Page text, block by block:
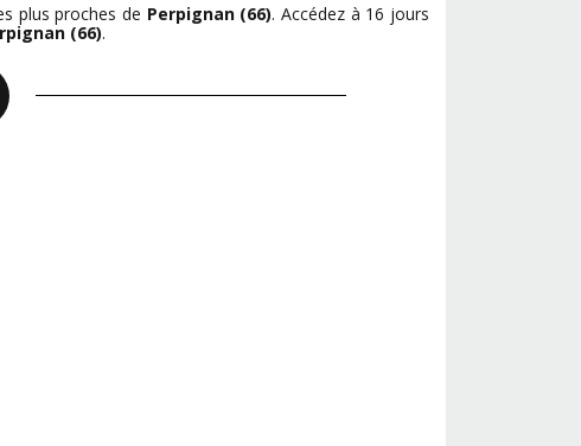
plus proches de Perpignan (66). Accédez à 16 jours
(66).